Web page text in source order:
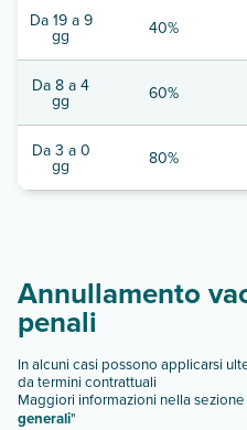
Da 19 a 9
gg 40%
Da 8 a 4
gg 60%
Da 3 a 0
gg 80%
Annullamento
penali
In alcuni casi possono applicarsi
da termini contrattuali
Maggiori informazioni nella sezione
generali"